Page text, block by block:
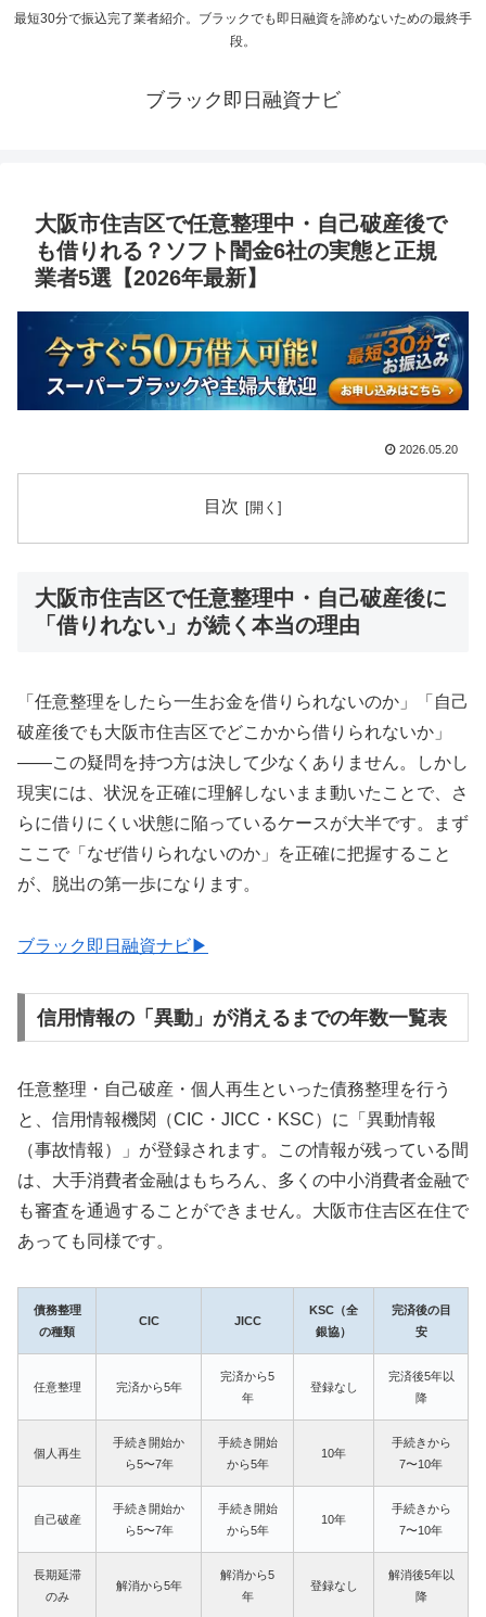
最短30分で振込完了業者紹介。ブラックでも即日融資を諦めないための最終手
段。
ブラック即日融資ナビ
大阪市住吉区で任意整理中・自己破産後で
も借りれる？ソフト闇金6社の実態と正規
業者5選【2026年最新】
2026.05.20
目次
大阪市住吉区で任意整理中・自己破産後に
「借りれない」が続く本当の理由
「任意整理をしたら一生お金を借りられないのか」「自己
破産後でも大阪市住吉区でどこかから借りられないか」
——この疑問を持つ方は決して少なくありません。しかし
現実には、状況を正確に理解しないまま動いたことで、さ
らに借りにくい状態に陥っているケースが大半です。まず
ここで「なぜ借りられないのか」を正確に把握すること
が、脱出の第一歩になります。
ブラック即日融資ナビ▶
信用情報の「異動」が消えるまでの年数一覧表
任意整理・自己破産・個人再生といった債務整理を行う
と、信用情報機関（CIC・JICC・KSC）に「異動情報
（事故情報）」が登録されます。この情報が残っている間
は、大手消費者金融はもちろん、多くの中小消費者金融で
も審査を通過することができません。大阪市住吉区在住で
あっても同様です。
債務整理
の種類
CIC JICC
KSC（全
銀協）
完済後の目
安
任意整理 完済から5年
完済から5
年
登録なし
完済後5年以
降
個人再生
手続き開始か
ら5〜7年
手続き開始
から5年
10年
手続きから
7〜10年
自己破産
手続き開始か
ら5〜7年
手続き開始
から5年
10年
手続きから
7〜10年
長期延滞
のみ
解消から5年
解消から5
年
登録なし
解消後5年以
降